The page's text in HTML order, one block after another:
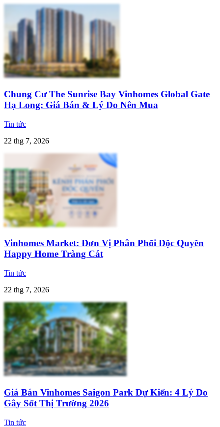
Chung Cư The Sunrise Bay Vinhomes Global Gate
Hạ Long: Giá Bán & Lý Do Nên Mua
Tin tức
22 thg 7, 2026
Vinhomes Market: Đơn Vị Phân Phối Độc Quyền
Happy Home Tràng Cát
Tin tức
22 thg 7, 2026
Giá Bán Vinhomes Saigon Park Dự Kiến: 4 Lý Do
Gây Sốt Thị Trường 2026
Tin tức